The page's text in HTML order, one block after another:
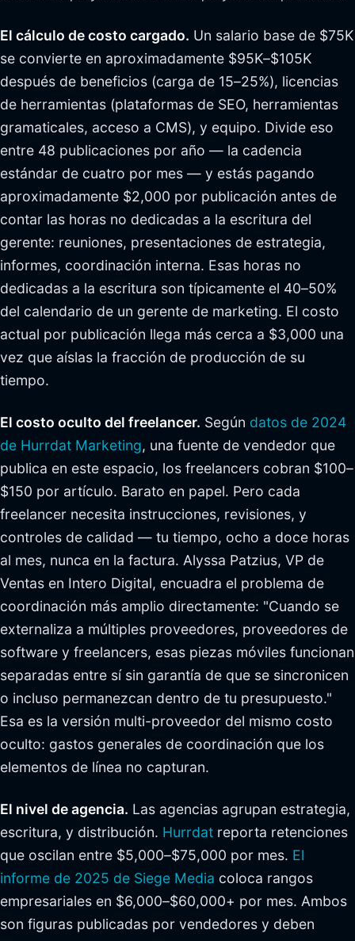
El cálculo de costo cargado. Un salario base de $75K
se convierte en aproximadamente $95K–$105K
después de beneficios (carga de 15–25%), licencias
de herramientas (plataformas de SEO, herramientas
gramaticales, acceso a CMS), y equipo. Divide eso
entre 48 publicaciones por año — la cadencia
estándar de cuatro por mes — y estás pagando
aproximadamente $2,000 por publicación antes de
contar las horas no dedicadas a la escritura del
gerente: reuniones, presentaciones de estrategia,
informes, coordinación interna. Esas horas no
dedicadas a la escritura son típicamente el 40–50%
del calendario de un gerente de marketing. El costo
actual por publicación llega más cerca a $3,000 una
vez que aíslas la fracción de producción de su
tiempo.
El costo oculto del freelancer. Según datos de 2024
de Hurrdat Marketing, una fuente de vendedor que
publica en este espacio, los freelancers cobran $100–
$150 por artículo. Barato en papel. Pero cada
freelancer necesita instrucciones, revisiones, y
controles de calidad — tu tiempo, ocho a doce horas
al mes, nunca en la factura. Alyssa Patzius, VP de
Ventas en Intero Digital, encuadra el problema de
coordinación más amplio directamente: "Cuando se
externaliza a múltiples proveedores, proveedores de
software y freelancers, esas piezas móviles funcionan
separadas entre sí sin garantía de que se sincronicen
o incluso permanezcan dentro de tu presupuesto."
Esa es la versión multi-proveedor del mismo costo
oculto: gastos generales de coordinación que los
elementos de línea no capturan.
El nivel de agencia. Las agencias agrupan estrategia,
escritura, y distribución. Hurrdat reporta retenciones
que oscilan entre $5,000–$75,000 por mes. El
informe de 2025 de Siege Media coloca rangos
empresariales en $6,000–$60,000+ por mes. Ambos
son figuras publicadas por vendedores y deben